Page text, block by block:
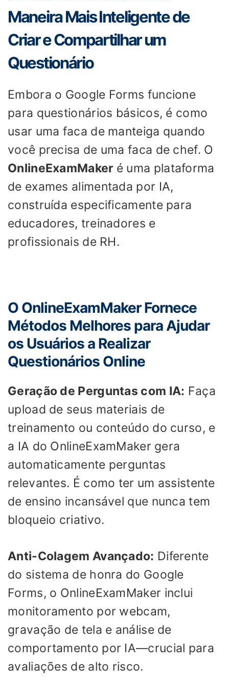
Maneira Mais Inteligente de
Criar e Compartilhar um
Questionário
Embora o Google Forms funcione
para questionários básicos, é como
usar uma faca de manteiga quando
você precisa de uma faca de chef. O
OnlineExamMaker é uma plataforma
de exames alimentada por IA,
construída especificamente para
educadores, treinadores e
profissionais de RH.
O OnlineExamMaker Fornece
Métodos Melhores para Ajudar
os Usuários a Realizar
Questionários Online
Geração de Perguntas com IA: Faça
upload de seus materiais de
treinamento ou conteúdo do curso, e
a IA do OnlineExamMaker gera
automaticamente perguntas
relevantes. É como ter um assistente
de ensino incansável que nunca tem
bloqueio criativo.
Anti-Colagem Avançado: Diferente
do sistema de honra do Google
Forms, o OnlineExamMaker inclui
monitoramento por webcam,
gravação de tela e análise de
comportamento por IA—crucial para
avaliações de alto risco.